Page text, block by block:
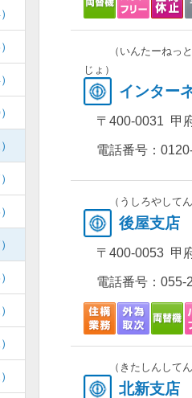
（いんたーねっ
じょ）
インター
〒400-0031 甲
電話番号：
（うしろやしてん
後屋支店
〒400-0053 甲
電話番号： 055-
（きたしんしてん
北新支店